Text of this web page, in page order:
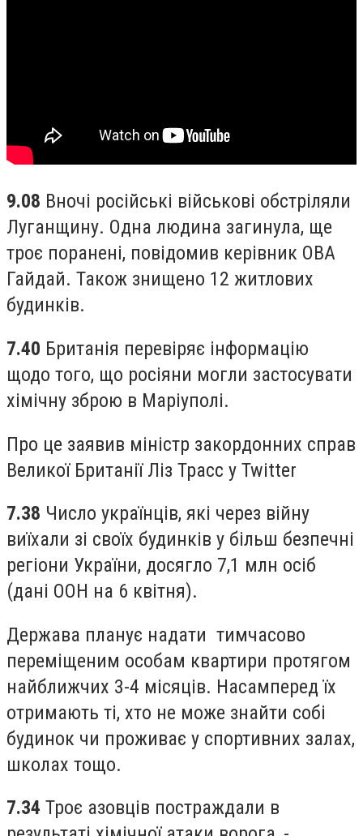
9.08 Вночі російські військові обстріляли
Луганщину. Одна людина загинула, ще
троє поранені, повідомив керівник ОВА
Гайдай. Також знищено 12 житлових
будинків.
7.40 Британія перевіряє інформацію
щодо того, що росіяни могли застосувати
хімічну зброю в Маріуполі.
Про це заявив міністр закордонних справ
Великої Британії Ліз Трасс у Twitter
7.38 Число українців, які через війну
виїхали зі своїх будинків у більш безпечні
регіони України, досягло 7,1 млн осіб
(дані ООН на 6 квітня).
Держава планує надати тимчасово
переміщеним особам квартири протягом
найближчих 3-4 місяців. Насамперед їх
отримають ті, хто не може знайти собі
будинок чи проживає у спортивних залах,
школах тощо.
7.34 Троє азовців постраждали в